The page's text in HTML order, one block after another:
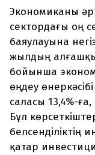
Экономиканы
сектордағы оң
баяулауына
жылдың
бойынша
өңдеу
саласы 13,4%-
Бұл
қатар